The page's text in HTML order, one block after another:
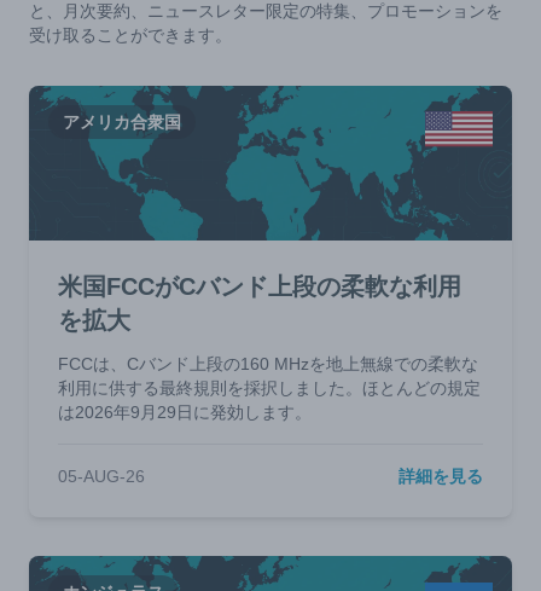
と、月次要約、ニュースレター限定の特集、プロモーションを
受け取ることができます。
アメリカ合衆国
米国FCCがCバンド上段の柔軟な利用
を拡大
FCCは、Cバンド上段の160 MHzを地上無線での柔軟な
利用に供する最終規則を採択しました。ほとんどの規定
は2026年9月29日に発効します。
05-AUG-26 詳細を見る